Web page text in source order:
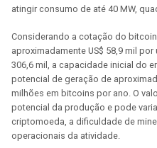
atingir consumo de até 40 MW,
Considerando a cotação do
aproximadamente US$ 58,9 mil
306,6 mil, a capacidade inicial do
potencial de geração de
milhões em bitcoins por ano. O
potencial da produção e pode
criptomoeda, a dificuldade de
operacionais da atividade.